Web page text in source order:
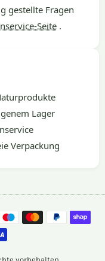
gestellte Fragen
Seite .
Lager
Verpackung